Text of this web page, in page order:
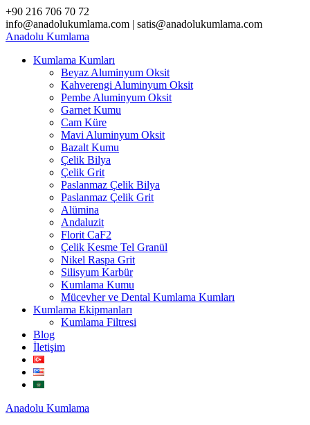
Skip
to
content
+90 216 706 70 72
info@anadolukumlama.com | satis@anadolukumlama.com
Anadolu Kumlama
Kumlama Kumları
Beyaz Aluminyum Oksit
Kahverengi Aluminyum Oksit
Pembe Aluminyum Oksit
Garnet Kumu
Cam Küre
Mavi Aluminyum Oksit
Bazalt Kumu
Çelik Bilya
Çelik Grit
Paslanmaz Çelik Bilya
Paslanmaz Çelik Grit
Alümina
Andaluzit
Florit CaF2
Çelik Kesme Tel Granül
Nikel Raspa Grit
Silisyum Karbür
Kumlama Kumu
Mücevher ve Dental Kumlama Kumları
Kumlama Ekipmanları
Kumlama Filtresi
Blog
İletişim
Anadolu Kumlama